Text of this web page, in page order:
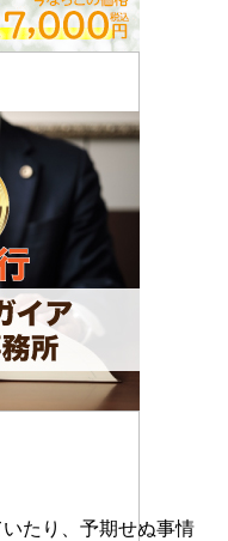
たり、予期せぬ事情